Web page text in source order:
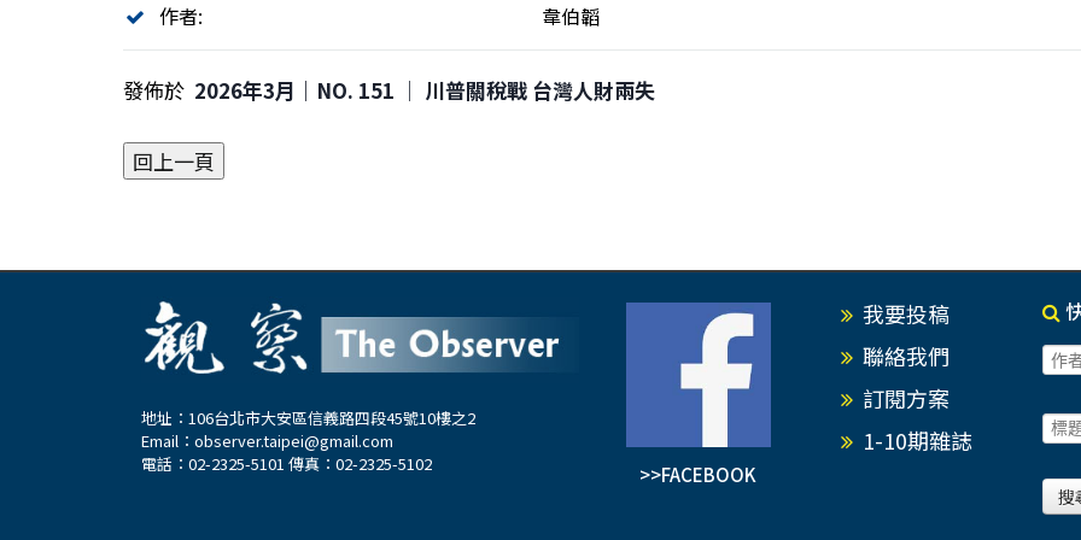
作者: 韋伯韜
發佈於 2026年3月｜NO. 151 │ 川普關稅戰 台灣人財兩失
地址：106台北市大安區信義路四段45號10樓之2
Email： observer.taipei@gmail.com
電話：02-2325-5101 傳真：02-2325-5102
>>FACEBOOK
我要投稿
聯絡我們
訂閱方案
1-10期雜誌